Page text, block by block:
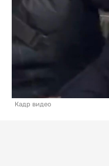
Кадр видео